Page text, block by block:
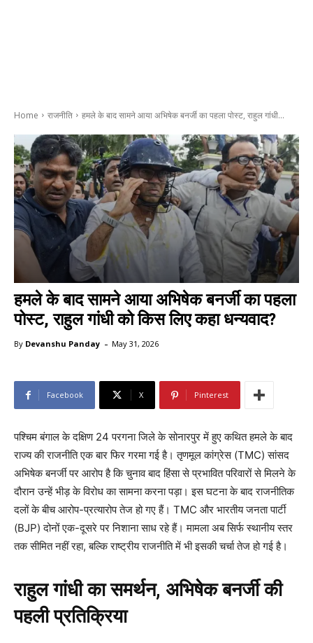
Home राजनीति हमले के बाद सामने आया अभिषेक बनर्जी का पहला पोस्ट, राहुल गांधी...
हमले के बाद सामने आया अभिषेक बनर्जी का पहला
पोस्ट, राहुल गांधी को किस लिए कहा धन्यवाद?
By Devanshu Panday - May 31, 2026
Facebook X Pinterest
पश्चिम बंगाल के दक्षिण 24 परगना जिले के सोनारपुर में हुए कथित हमले के बाद
राज्य की राजनीति एक बार फिर गरमा गई है। तृणमूल कांग्रेस (TMC) सांसद
अभिषेक बनर्जी पर आरोप है कि चुनाव बाद हिंसा से प्रभावित परिवारों से मिलने के
दौरान उन्हें भीड़ के विरोध का सामना करना पड़ा। इस घटना के बाद राजनीतिक
दलों के बीच आरोप-प्रत्यारोप तेज हो गए हैं। TMC और भारतीय जनता पार्टी
(BJP) दोनों एक-दूसरे पर निशाना साध रहे हैं। मामला अब सिर्फ स्थानीय स्तर
तक सीमित नहीं रहा, बल्कि राष्ट्रीय राजनीति में भी इसकी चर्चा तेज हो गई है।
राहुल गांधी का समर्थन, अभिषेक बनर्जी की
पहली प्रतिक्रिया